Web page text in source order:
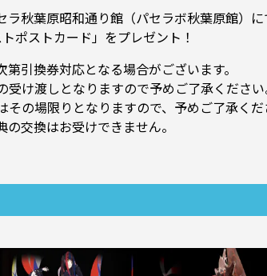
秋葉原昭和通り館（パセラボ秋葉原館）
ポストカード」をプレゼント！
引換券対応となる場合がございます。
け渡しとなりますので予めご了承ください
の場限りとなりますので、予めご了承くだ
交換はお受けできません。